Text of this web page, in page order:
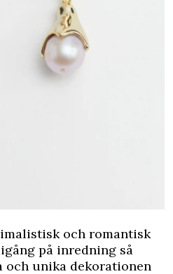
och romantisk
på inredning så
och unika dekorationen